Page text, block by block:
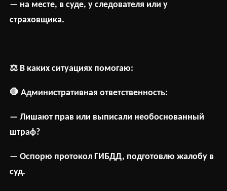
— на месте, в суде, у следователя или у
страховщика.
⚖ В каких ситуациях помогаю:
🛑 Административная ответственность:
— Лишают прав или выписали необоснованный
штраф?
— Оспорю протокол ГИБДД, подготовлю жалобу в
суд.